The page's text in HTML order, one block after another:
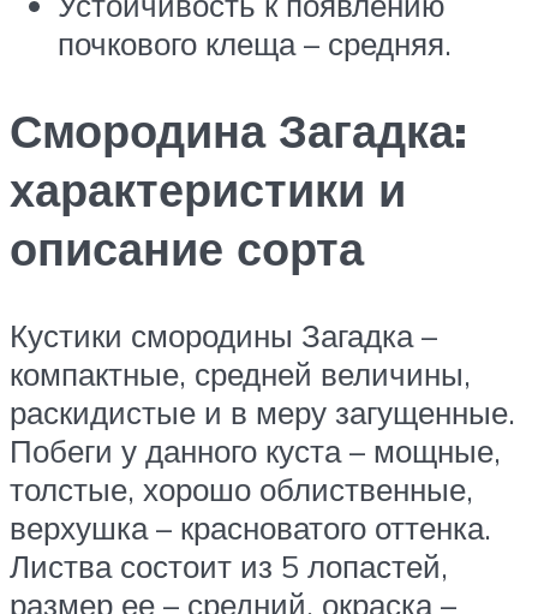
почкового клеща – средняя.
Смородина Загадка:
характеристики и
описание сорта
Кустики смородины Загадка –
компактные, средней величины,
раскидистые и в меру загущенные.
Побеги у данного куста – мощные,
толстые, хорошо облиственные,
верхушка – красноватого оттенка.
Листва состоит из 5 лопастей,
размер ее – средний, окраска –